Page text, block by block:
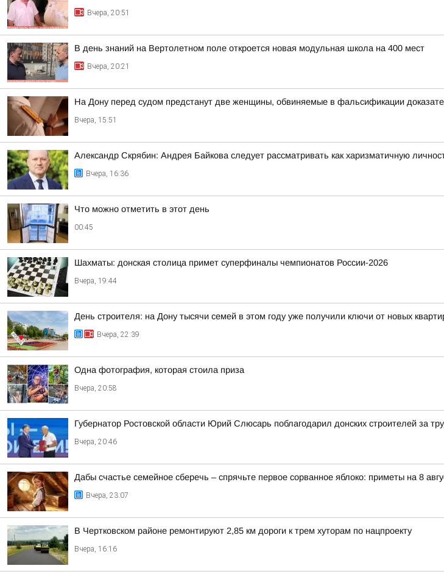
Вчера, 20:51
В день знаний на Вертолетном поле откроется новая модульная школа на 400 мест
Вчера, 20:21
На Дону перед судом предстанут две женщины, обвиняемые в фальсификации
Вчера, 15:51
Александр Скрябин: Андрея Байкова следует рассматривать как харизматичную
Вчера, 16:36
Что можно отметить в этот день
00:45
Шахматы: донская столица примет суперфиналы чемпионатов России-2026
Вчера, 19:44
День строителя: на Дону тысячи семей в этом году уже получили ключи от новых
Вчера, 22:39
Одна фотография, которая стоила приза
Вчера, 20:58
Губернатор Ростовской области Юрий Слюсарь поблагодарил донских строителей за
Вчера, 20:46
Дабы счастье семейное сберечь – спрячьте первое сорванное яблоко: приметы на 8
Вчера, 23:07
В Чертковском районе ремонтируют 2,85 км дороги к трем хуторам по нацпроекту
Вчера, 16:16